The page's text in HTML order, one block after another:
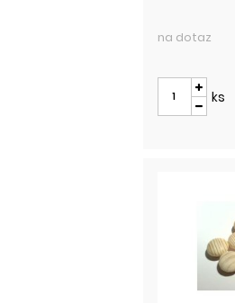
na dotaz
ks